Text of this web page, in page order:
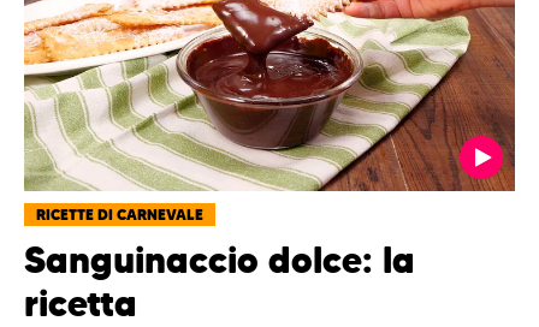
RICETTE DI CARNEVALE
Sanguinaccio dolce: la
ricetta